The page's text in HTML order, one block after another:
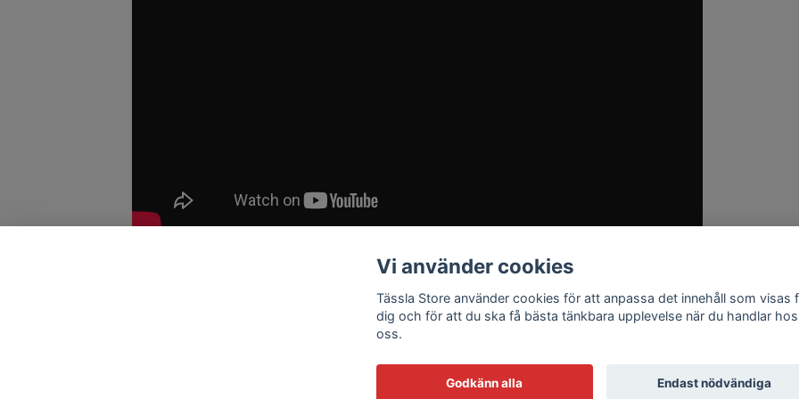
Vi använder cookies
Tässla Store använder cookies för att anpassa det innehåll som visas
dig och för att du ska få bästa tänkbara upplevelse när du handlar hos
oss.
Godkänn alla Endast nödvändiga